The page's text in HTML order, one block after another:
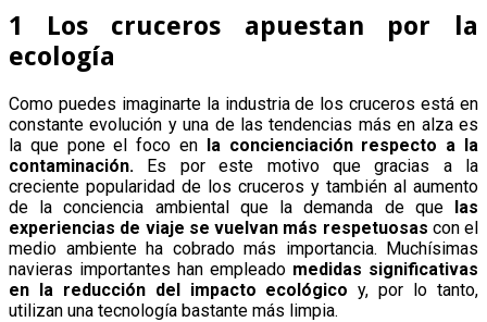
1 Los cruceros apuestan por la
ecología
Como puedes imaginarte la industria de los cruceros está en
constante evolución y una de las tendencias más en alza es
la que pone el foco en la concienciación respecto a la
contaminación. Es por este motivo que gracias a la
creciente popularidad de los cruceros y también al aumento
de la conciencia ambiental que la demanda de quelas
experiencias de viaje se vuelvan más respetuosas con el
medio ambiente ha cobrado más importancia. Muchísimas
navieras importantes han empleado medidas significativas
en la reducción del impacto ecológico y, por lo tanto,
utilizan una tecnología bastante más limpia.